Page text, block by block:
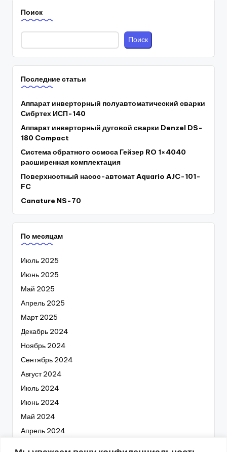
Поиск
Поиск
Последние статьи
Аппарат инверторный полуавтоматический сварки
Сибртех ИСП-140
Аппарат инверторный дуговой сварки Denzel DS-
180 Compact
Система обратного осмоса Гейзер RO 1×4040
расширенная комплектация
Поверхностный насос-автомат Aquario AJC-101-
FC
Canature NS-70
По месяцам
Июль 2025
Июнь 2025
Май 2025
Апрель 2025
Март 2025
Декабрь 2024
Ноябрь 2024
Сентябрь 2024
Август 2024
Июль 2024
Июнь 2024
Май 2024
Апрель 2024